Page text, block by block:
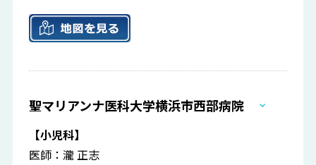
聖マリアンナ医科大学横浜市西部病院
【小児科】
医師：瀧 正志